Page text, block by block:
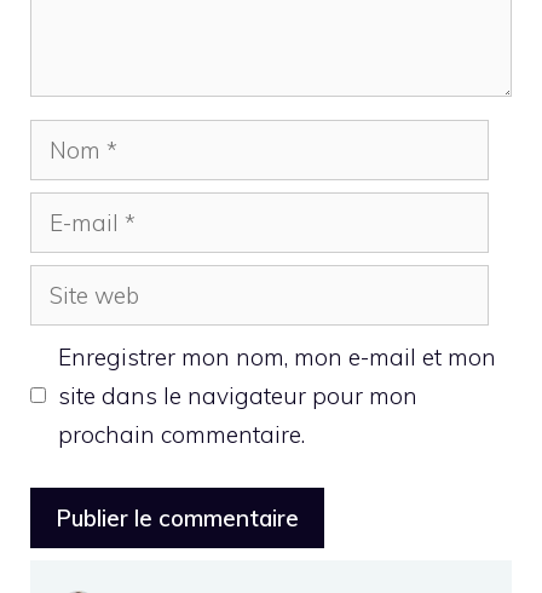
Nom
mail
Site
web
Enregistrer mon nom, mon e-mail et mon
site dans le navigateur pour mon
prochain commentaire.